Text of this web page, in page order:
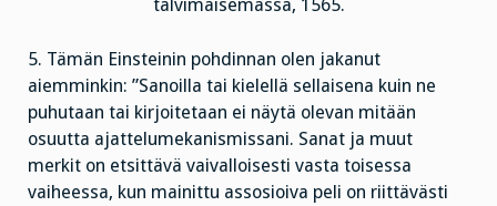
talvimaisemassa, 1565.
5. Tämän Einsteinin pohdinnan olen jakanut
aiemminkin: ”Sanoilla tai kielellä sellaisena kuin ne
puhutaan tai kirjoitetaan ei näytä olevan mitään
osuutta ajattelumekanismissani. Sanat ja muut
merkit on etsittävä vaivalloisesti vasta toisessa
vaiheessa, kun mainittu assosioiva peli on riittävästi